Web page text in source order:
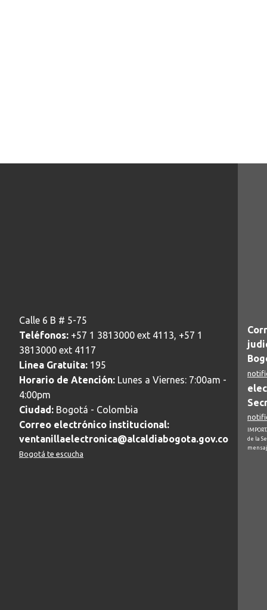
Calle 6 B # 5-75
Teléfonos: +57 1 3813000 ext 4113, +57 1
3813000 ext 4117
Linea Gratuita: 195
Horario de Atención: Lunes a Viernes: 7:00am -
4:00pm
Ciudad: Bogotá - Colombia
Correo electrónico institucional:
ventanillaelectronica@alcaldiabogota.gov.co
Bogotá te escucha
de la